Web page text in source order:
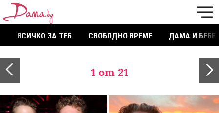
ВСИЧКО ЗА ТЕБ СВОБОДНО ВРЕМЕ ДАМА И БЕБЕ
1 от 21